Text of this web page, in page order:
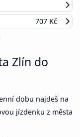
707 Kč
Zlín do
dobu najdeš na
jízdenku z města